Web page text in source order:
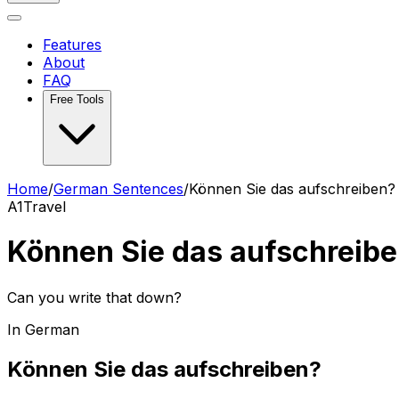
Features
About
FAQ
Free Tools
Home/German Sentences/Können Sie das aufschreiben?
A1Travel
Können Sie das
Can you write that down?
In German
Können Sie das aufschreiben?